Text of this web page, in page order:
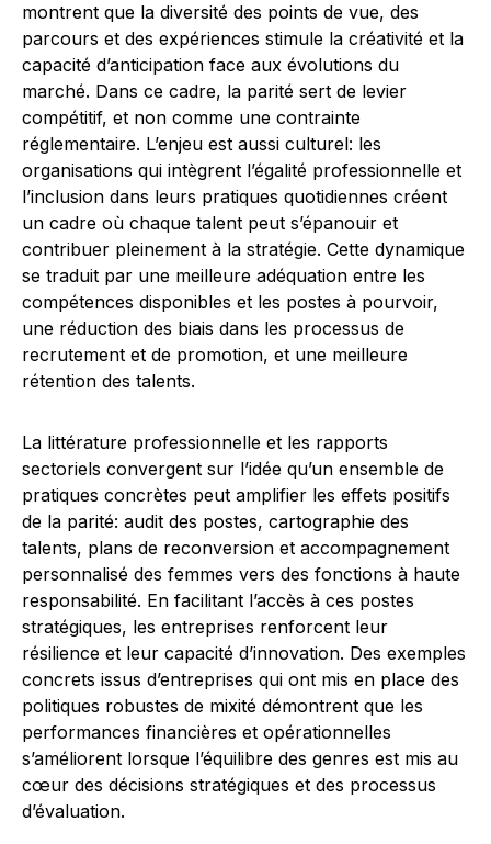
montrent que la diversité des points de vue, des
parcours et des expériences stimule la créativité et la
capacité d’anticipation face aux évolutions du
marché. Dans ce cadre, la parité sert de levier
compétitif, et non comme une contrainte
réglementaire. L’enjeu est aussi culturel: les
organisations qui intègrent l’égalité professionnelle et
l’inclusion dans leurs pratiques quotidiennes créent
un cadre où chaque talent peut s’épanouir et
contribuer pleinement à la stratégie. Cette dynamique
se traduit par une meilleure adéquation entre les
compétences disponibles et les postes à pourvoir,
une réduction des biais dans les processus de
recrutement et de promotion, et une meilleure
rétention des talents.
La littérature professionnelle et les rapports
sectoriels convergent sur l’idée qu’un ensemble de
pratiques concrètes peut amplifier les effets positifs
de la parité: audit des postes, cartographie des
talents, plans de reconversion et accompagnement
personnalisé des femmes vers des fonctions à haute
responsabilité. En facilitant l’accès à ces postes
stratégiques, les entreprises renforcent leur
résilience et leur capacité d’innovation. Des exemples
concrets issus d’entreprises qui ont mis en place des
politiques robustes de mixité démontrent que les
performances financières et opérationnelles
s’améliorent lorsque l’équilibre des genres est mis au
cœur des décisions stratégiques et des processus
d’évaluation.